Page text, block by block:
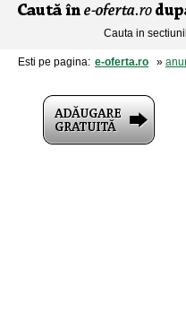
Cauta in
Esti pe pagina: e-oferta.ro »